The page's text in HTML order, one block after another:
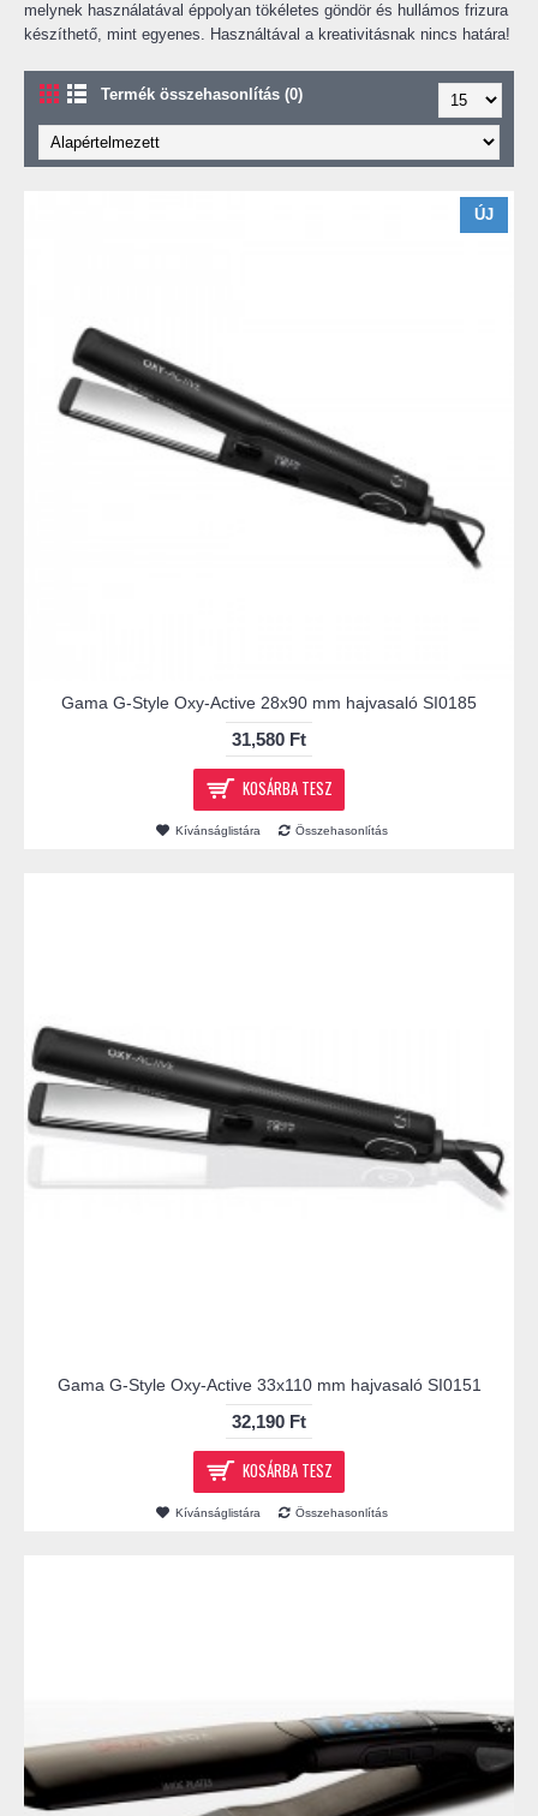
melynek használatával éppolyan tökéletes göndör és hullámos frizura
készíthető, mint egyenes. Használtával a kreativitásnak nincs határa!
Termék összehasonlítás (0)
ÚJ
Gama G-Style Oxy-Active 28x90 mm hajvasaló SI0185
31,580 Ft
KOSÁRBA TESZ
Kívánságlistára Összehasonlítás
Gama G-Style Oxy-Active 33x110 mm hajvasaló SI0151
32,190 Ft
KOSÁRBA TESZ
Kívánságlistára Összehasonlítás